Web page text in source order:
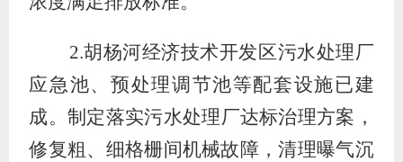
2.胡杨河经济技术开发区污水处理厂
应急池、预处理调节池等配套设施已建
成。制定落实污水处理厂达标治理方案，
修复粗、细格栅间机械故障，清理曝气沉